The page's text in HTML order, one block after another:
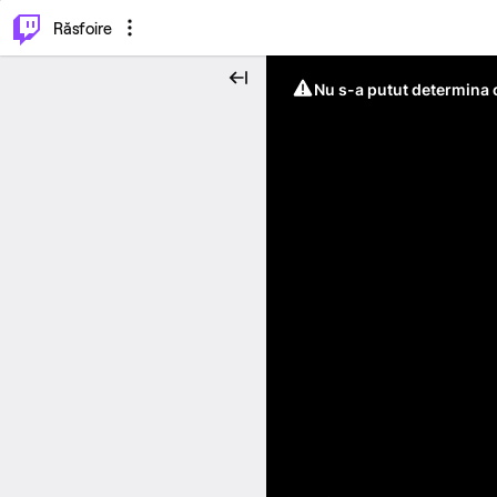
Răsfoire
Nu s-a putut